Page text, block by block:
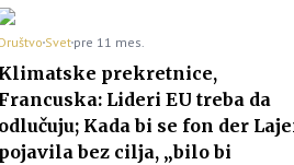
DruštvoSvetpre 11 mes.
Klimatske prekretnice,
Francuska: Lideri EU treba da
odlučuju; Kada bi se fon der
pojavila bez cilja, „bilo bi